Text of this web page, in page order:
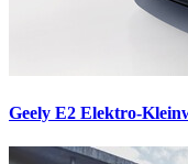
Geely E2 Elektro-